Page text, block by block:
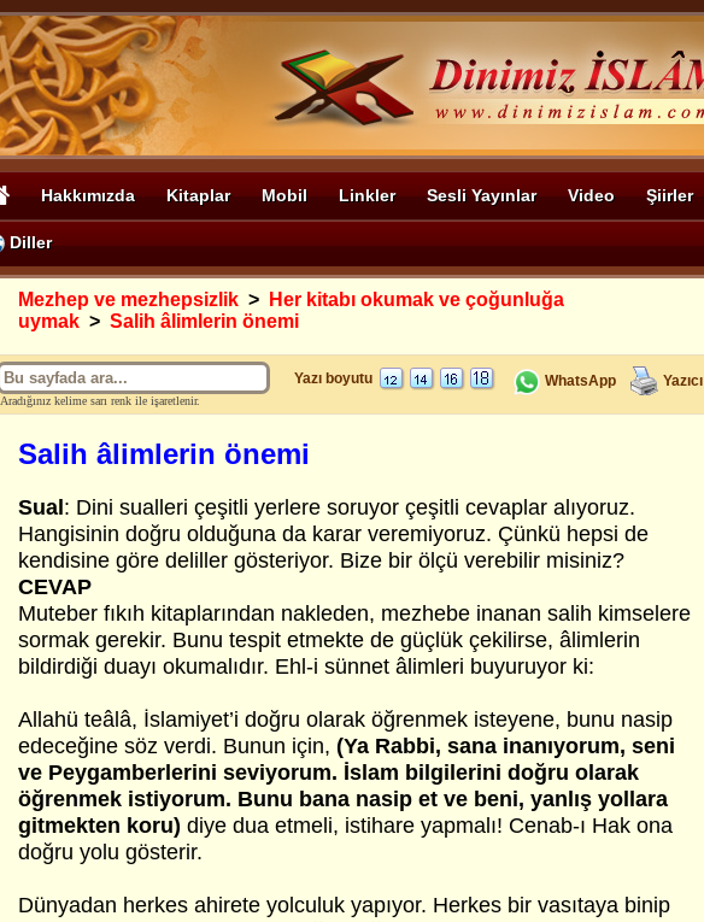
Hakkımızda Kitaplar Mobil Linkler Sesli Yayınlar Video Şiirler
Diller
Mezhep ve mezhepsizlik >
Her kitabı okumak ve çoğunluğa
uymak > Salih âlimlerin önemi
Aradığınız kelime sarı renk ile işaretlenir.
Yazı boyutu WhatsApp Yazıcı
Salih âlimlerin önemi
Sual : Dini sualleri çeşitli yerlere soruyor çeşitli cevaplar alıyoruz.
Hangisinin doğru olduğuna da karar veremiyoruz. Çünkü hepsi de
kendisine göre deliller gösteriyor. Bize bir ölçü verebilir misiniz?
CEVAP
Muteber fıkıh kitaplarından nakleden, mezhebe inanan salih kimselere
sormak gerekir. Bunu tespit etmekte de güçlük çekilirse, âlimlerin
bildirdiği duayı okumalıdır. Ehl-i sünnet âlimleri buyuruyor ki:
Allahü teâlâ, İslamiyet’i doğru olarak öğrenmek isteyene, bunu nasip
edeceğine söz verdi. Bunun için, (Ya Rabbi, sana inanıyorum, seni
ve Peygamberlerini seviyorum. İslam bilgilerini doğru olarak
öğrenmek istiyorum. Bunu bana nasip et ve beni, yanlış yollara
gitmekten koru) diye dua etmeli, istihare yapmalı! Cenab-ı Hak ona
doğru yolu gösterir.
Dünyadan herkes ahirete yolculuk yapıyor. Herkes bir vasıtaya binip